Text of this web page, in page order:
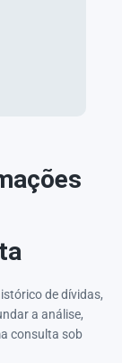
de dívidas,
a análise,
consulta sob